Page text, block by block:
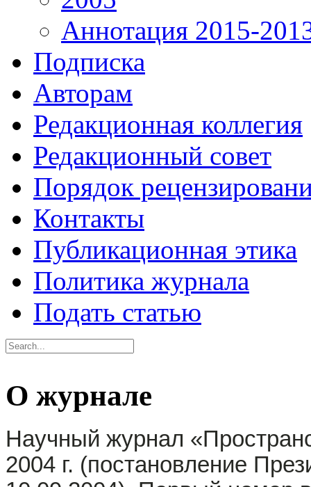
Аннотация 2015-
Подписка
Авторам
Редакционная коллегия
Редакционный совет
Порядок
Контакты
Публикационная этика
Политика журнала
Подать статью
О журнале
Научный журнал
2004 г. (постановление